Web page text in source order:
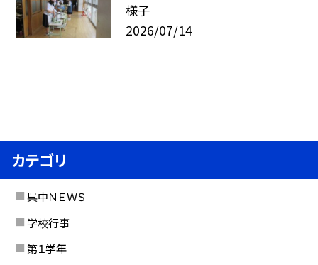
様子
2026/07/14
カテゴリ
呉中ＮＥＷＳ
学校行事
第１学年